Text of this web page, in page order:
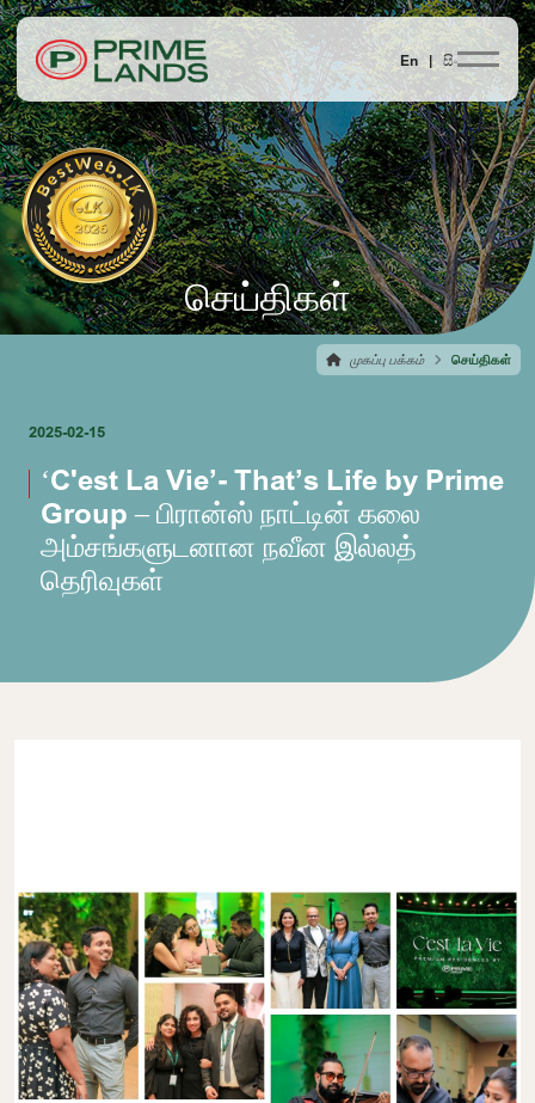
En |සිං
செய்திகள்
முகப்பு பக்கம் செய்திகள்
2025-02-15
‘C'est La Vie’- That’s Life by Prime
Group – பிரான்ஸ் நாட்டின் கலை
அம்சங்களுடனான நவீன இல்லத்
தெரிவுகள்